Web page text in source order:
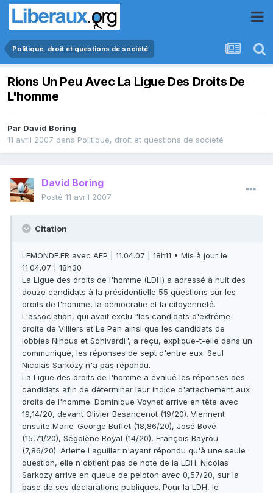
Politique, droit et questions de société
Rions Un Peu Avec La Ligue Des Droits De
L'homme
Par David Boring
11 avril 2007 dans Politique, droit et questions de société
David Boring
Posté 11 avril 2007
Citation
LEMONDE.FR avec AFP | 11.04.07 | 18h11 • Mis à jour le
11.04.07 | 18h30
La Ligue des droits de l'homme (LDH) a adressé à huit des
douze candidats à la présidentielle 55 questions sur les
droits de l'homme, la démocratie et la citoyenneté.
L'association, qui avait exclu "les candidats d'extrême
droite de Villiers et Le Pen ainsi que les candidats de
lobbies Nihous et Schivardi", a reçu, explique-t-elle dans un
communiqué, les réponses de sept d'entre eux. Seul
Nicolas Sarkozy n'a pas répondu.
La Ligue des droits de l'homme a évalué les réponses des
candidats afin de déterminer leur indice d'attachement aux
droits de l'homme. Dominique Voynet arrive en tête avec
19,14/20, devant Olivier Besancenot (19/20). Viennent
ensuite Marie-George Buffet (18,86/20), José Bové
(15,71/20), Ségolène Royal (14/20), François Bayrou
(7,86/20). Arlette Laguiller n'ayant répondu qu'à une seule
question, elle n'obtient pas de note de la LDH. Nicolas
Sarkozy arrive en queue de peloton avec 0,57/20, sur la
base de ses déclarations publiques. Pour la LDH, le